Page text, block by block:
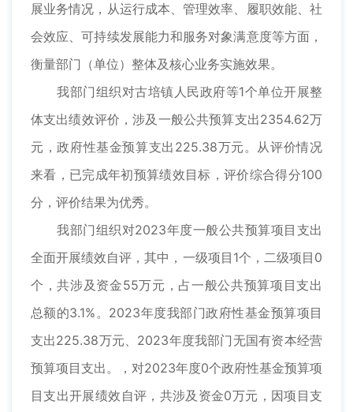
展业务情况，从运行成本、管理效率、履职效能、社
会效应、可持续发展能力和服务对象满意度等方面，
衡量部门（单位）整体及核心业务实施效果。
我部门组织对古培镇人民政府等1个单位开展整
体支出绩效评价，涉及一般公共预算支出2354.62万
元，政府性基金预算支出225.38万元。从评价情况
来看，已完成年初预算绩效目标，评价综合得分100
分，评价结果为优秀。
我部门组织对2023年度一般公共预算项目支出
全面开展绩效自评，其中，一级项目1个，二级项目0
个，共涉及资金55万元，占一般公共预算项目支出
总额的3.1%。2023年度我部门政府性基金预算项目
支出225.38万元、2023年度我部门无国有资本经营
预算项目支出。，对2023年度0个政府性基金预算项
目支出开展绩效自评，共涉及资金0万元，因项目支